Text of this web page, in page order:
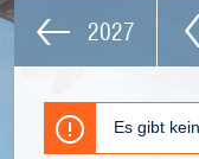
2027
Es gibt